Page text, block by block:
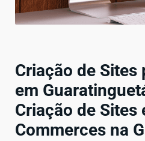
Criação de Sites
em
Criação de Sites
Commerces na